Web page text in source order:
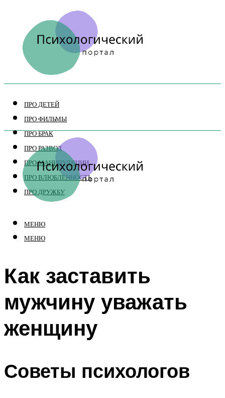
ПРО ДЕТЕЙ
ПРО ФИЛЬМЫ
ПРО БРАК
ПРО РАЗВОД
ПРО МАНИПУЛЯЦИИ
ПРО ВЛЮБЛЕННОСТЬ
ПРО ДРУЖБУ
МЕНЮ
МЕНЮ
Как заставить
мужчину уважать
женщину
Советы психологов